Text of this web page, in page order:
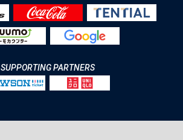
SUPPORTING PARTNERS